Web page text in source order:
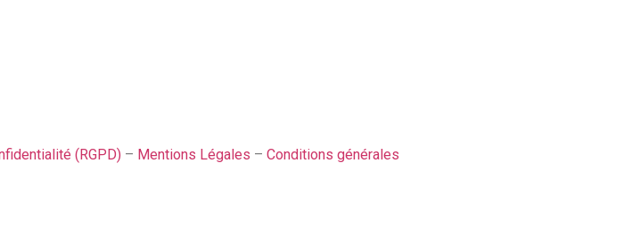
(RGPD)– Mentions Légales – Conditions générales